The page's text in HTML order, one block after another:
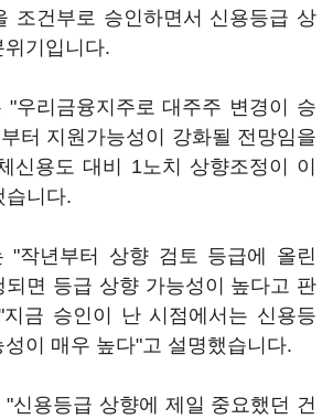
조건부로 승인하면서 신용등급 상
기입니다.
"우리금융지주로 대주주 변경이 승
터 지원가능성이 강화될 전망임을
신용도 대비 1노치 상향조정이 이
습니다.
"작년부터 상향 검토 등급에 올린
되면 등급 상향 가능성이 높다고 판
금 승인이 난 시점에서는 신용등
이 매우 높다"고 설명했습니다.
신용등급 상향에 제일 중요했던 건